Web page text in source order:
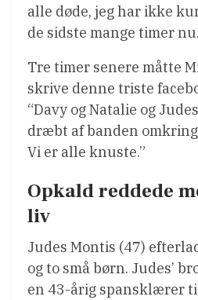
alle døde, jeg har ikke
de sidste mange timer
Tre timer senere måtte
skrive denne triste
“Davy og Natalie og
dræbt af banden
Vi er alle knuste.”
Opkald reddede
liv
Judes Montis (47)
og to små børn. Judes’
en 43-årig spansklærer